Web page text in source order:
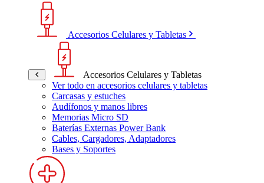
Accesorios Celulares y Tabletas
Accesorios Celulares y Tabletas
Ver todo en accesorios celulares y tabletas
Carcasas y estuches
Audífonos y manos libres
Memorias Micro SD
Baterías Externas Power Bank
Cables, Cargadores, Adaptadores
Bases y Soportes